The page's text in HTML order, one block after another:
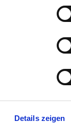
erhalten Sie in
Details zeigen